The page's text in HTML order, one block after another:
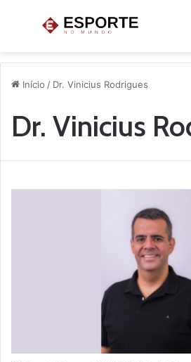
Menu
Início / Dr. Vinicius Rodrigues
Dr. Vinicius